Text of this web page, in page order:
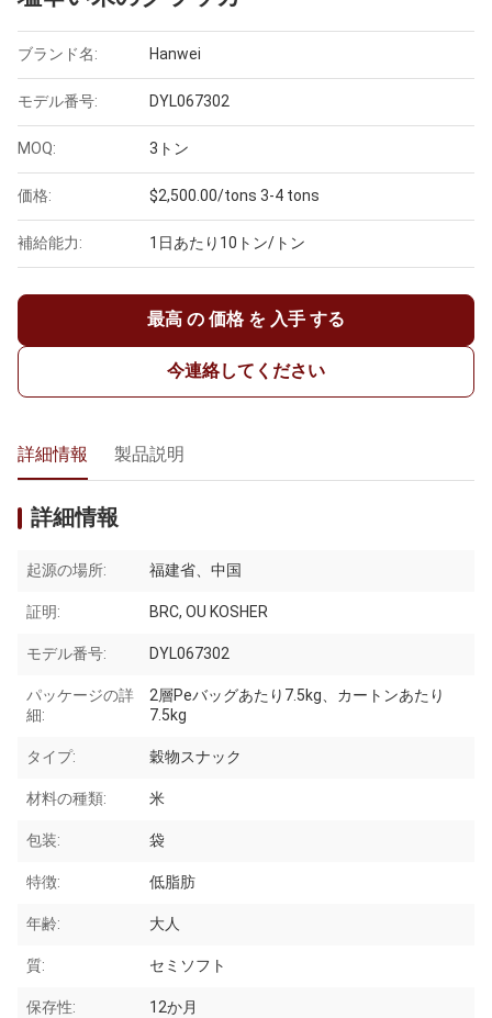
ブランド名: Hanwei
モデル番号: DYL067302
MOQ: 3トン
価格: $2,500.00/tons 3-4 tons
補給能力: 1日あたり10トン/トン
最高 の 価格 を 入手 する
今連絡してください
詳細情報 製品説明
詳細情報
起源の場所: 福建省、中国
証明: BRC, OU KOSHER
モデル番号: DYL067302
パッケージの詳
細:
2層Peバッグあたり7.5kg、カートンあたり
7.5kg
タイプ: 穀物スナック
材料の種類: 米
包装: 袋
特徴: 低脂肪
年齢: 大人
質: セミソフト
保存性: 12か月